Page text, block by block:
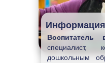
специалист,
дошкольным
Информация